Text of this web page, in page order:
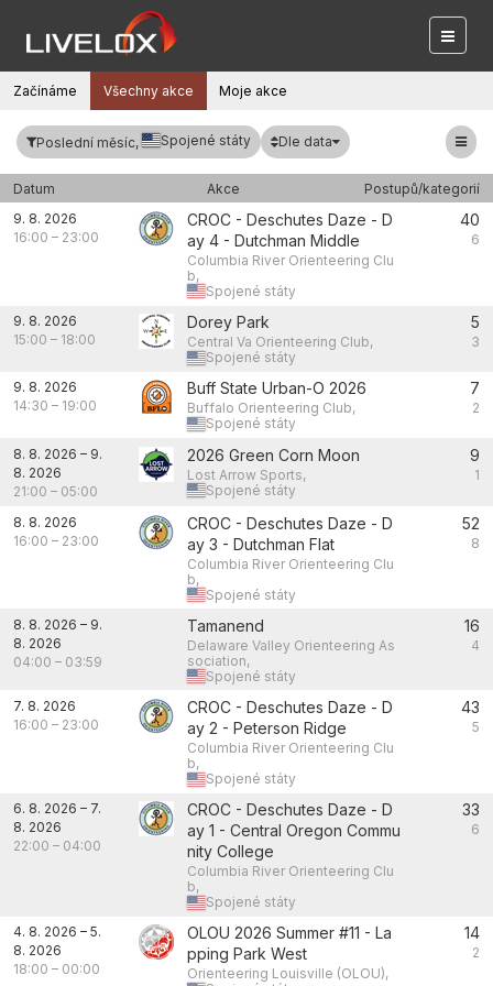
Začínáme Všechny akce Moje akce
Poslední měsíc, Spojené státy Dle data
Datum Akce
Postupů/kategorií
9. 8. 2026
16:00 – 23:00
CROC - Deschutes Daze - D
ay 4 - Dutchman Middle
Columbia River Orienteering Clu
b,
Spojené státy
40
6
9. 8. 2026
15:00 – 18:00
Dorey Park
Central Va Orienteering Club,
Spojené státy
5
3
9. 8. 2026
14:30 – 19:00
Buff State Urban-O 2026
Buffalo Orienteering Club,
Spojené státy
7
2
8. 8. 2026 – 9.
8. 2026
21:00 – 05:00
2026 Green Corn Moon
Lost Arrow Sports,
Spojené státy
9
1
8. 8. 2026
16:00 – 23:00
CROC - Deschutes Daze - D
ay 3 - Dutchman Flat
Columbia River Orienteering Clu
b,
Spojené státy
52
8
8. 8. 2026 – 9.
8. 2026
04:00 – 03:59
Tamanend
Delaware Valley Orienteering As
sociation,
Spojené státy
16
4
7. 8. 2026
16:00 – 23:00
CROC - Deschutes Daze - D
ay 2 - Peterson Ridge
Columbia River Orienteering Clu
b,
Spojené státy
43
5
6. 8. 2026 – 7.
8. 2026
22:00 – 04:00
CROC - Deschutes Daze - D
ay 1 - Central Oregon Commu
nity College
Columbia River Orienteering Clu
b,
Spojené státy
33
6
4. 8. 2026 – 5.
8. 2026
18:00 – 00:00
OLOU 2026 Summer #11 - La
pping Park West
Orienteering Louisville (OLOU),
14
2